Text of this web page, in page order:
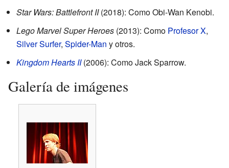
Star Wars: Battlefront II(2018): Como Obi-Wan Kenobi.
Lego Marvel Super Heroes (2013): Como Profesor X,
Silver Surfer, Spider-Man y otros.
Kingdom Hearts II(2006): Como Jack Sparrow.
Galería de imágenes